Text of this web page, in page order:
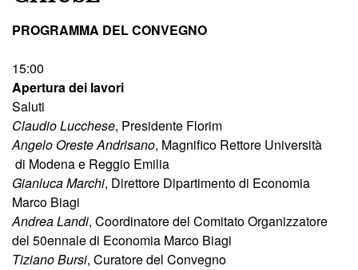
PROGRAMMA DEL CONVEGNO
15:00
Apertura dei lavori
Saluti
Claudio Lucchese, Presidente Florim
Angelo Oreste Andrisano, Magnifico Rettore Università
di Modena e Reggio Emilia
Gianluca Marchi, Direttore Dipartimento di Economia
Marco Biagi
Andrea Landi, Coordinatore del Comitato Organizzatore
del 50ennale di Economia Marco Biagi
Tiziano Bursi, Curatore del Convegno